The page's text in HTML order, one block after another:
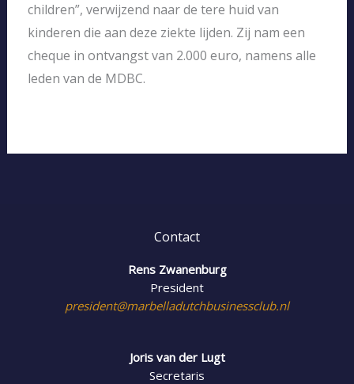
children”, verwijzend naar de tere huid van
kinderen die aan deze ziekte lijden. Zij nam een
cheque in ontvangst van 2.000 euro, namens alle
leden van de MDBC.
Contact
Rens Zwanenburg
President
president@marbelladutchbusinessclub.nl
Joris van der Lugt
Secretaris